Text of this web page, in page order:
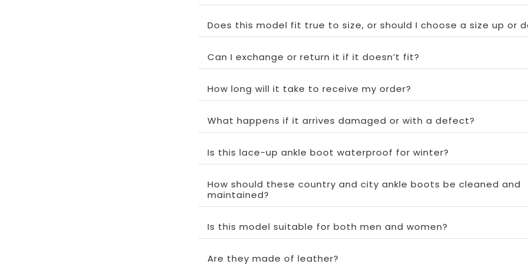
Does this model fit true to size, or should I choose a size up or
Can I exchange or return it if it doesn’t fit?
How long will it take to receive my order?
What happens if it arrives damaged or with a defect?
Is this lace-up ankle boot waterproof for winter?
How should these country and city ankle boots be cleaned and
maintained?
Is this model suitable for both men and women?
Are they made of leather?